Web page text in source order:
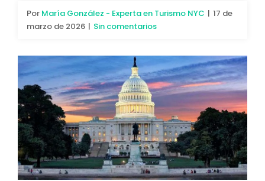
Hoteles
Preguntas Frecuentes
Por María González - Experta en Turismo NYC | 17 de
marzo de 2026 | Sin comentarios